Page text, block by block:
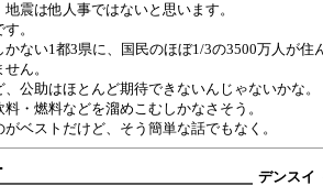
震は他人事ではないと思います。
。
ない1都3県に、国民のほぼ1/3の3500万人が住
ん。
公助はほとんど期待できないんじゃないかな。
・燃料などを溜めこむしかなさそう。
ベストだけど、そう簡単な話でもなく。
デンスイ